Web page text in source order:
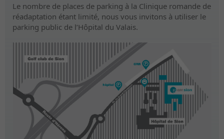
Le nombre de places de parking à la Clinique romande de
réadaptation étant limité, nous vous invitons à utiliser le
parking public de l’Hôpital du Valais.